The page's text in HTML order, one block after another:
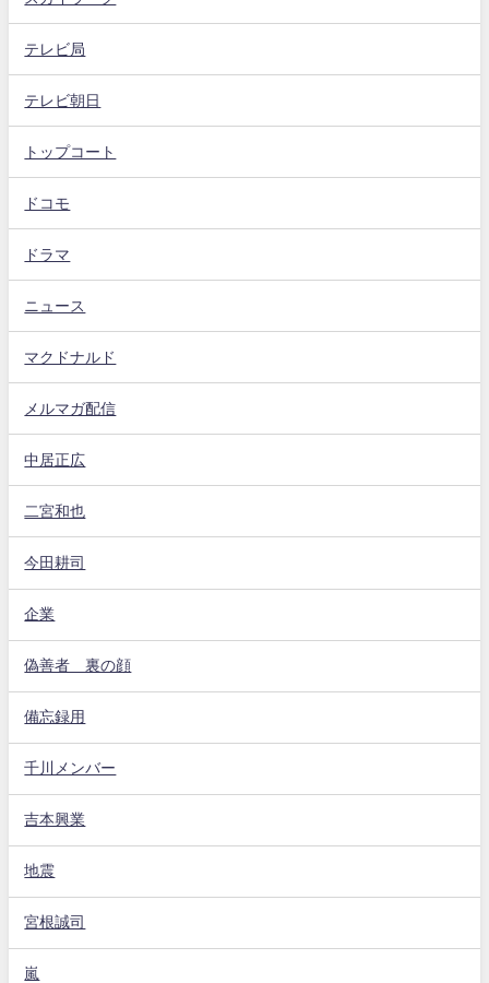
テレビ局
テレビ朝日
トップコート
ドコモ
ドラマ
ニュース
マクドナルド
メルマガ配信
中居正広
二宮和也
今田耕司
企業
偽善者 裏の顔
備忘録用
千川メンバー
吉本興業
地震
宮根誠司
嵐